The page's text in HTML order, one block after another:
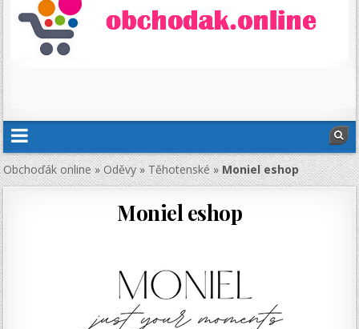
Obchoďák online»Oděvy»Těhotenské»Moniel eshop
Moniel eshop